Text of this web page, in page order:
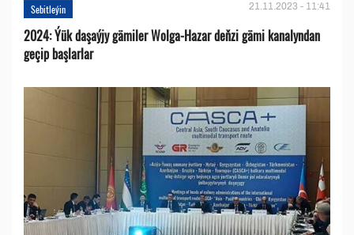
Sebitleýin 21.11.2023 - 11:41
2024: Ýük daşaýjy gämiler Wolga-Hazar deňzi gämi kanalyndan
geçip başlarlar